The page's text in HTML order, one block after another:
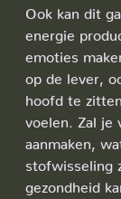
Ook kan dit
energie
emoties
op de lever,
hoofd te
voelen. Zal je
aanmaken,
stofwisseling
gezondheid